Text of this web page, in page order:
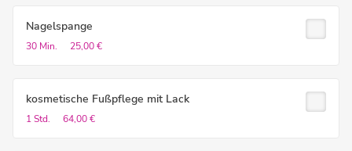
Nagelspange
30 Min. 25,00 €
kosmetische Fußpflege mit Lack
1 Std. 64,00 €